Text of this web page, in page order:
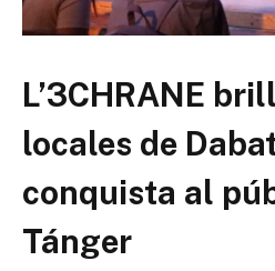
L’3CHRANE
locales de
conquista al
Tánger